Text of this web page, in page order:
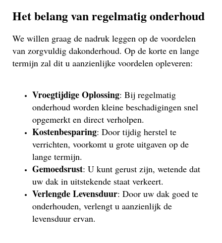
Het belang van regelmatig onderhoud
We willen graag de nadruk leggen op de voordelen
van zorgvuldig dakonderhoud. Op de korte en lange
termijn zal dit u aanzienlijke voordelen opleveren:
Vroegtijdige Oplossing: Bij regelmatig
onderhoud worden kleine beschadigingen snel
opgemerkt en direct verholpen.
Kostenbesparing: Door tijdig herstel te
verrichten, voorkomt u grote uitgaven op de
lange termijn.
Gemoedsrust: U kunt gerust zijn, wetende dat
uw dak in uitstekende staat verkeert.
Verlengde Levensduur: Door uw dak goed te
onderhouden, verlengt u aanzienlijk de
levensduur ervan.